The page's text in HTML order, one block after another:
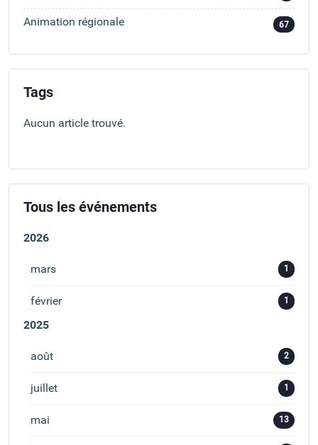
Animation régionale 67
Tags
Aucun article trouvé.
Tous les événements
2026
mars 1
février 1
2025
août 2
juillet 1
mai 13